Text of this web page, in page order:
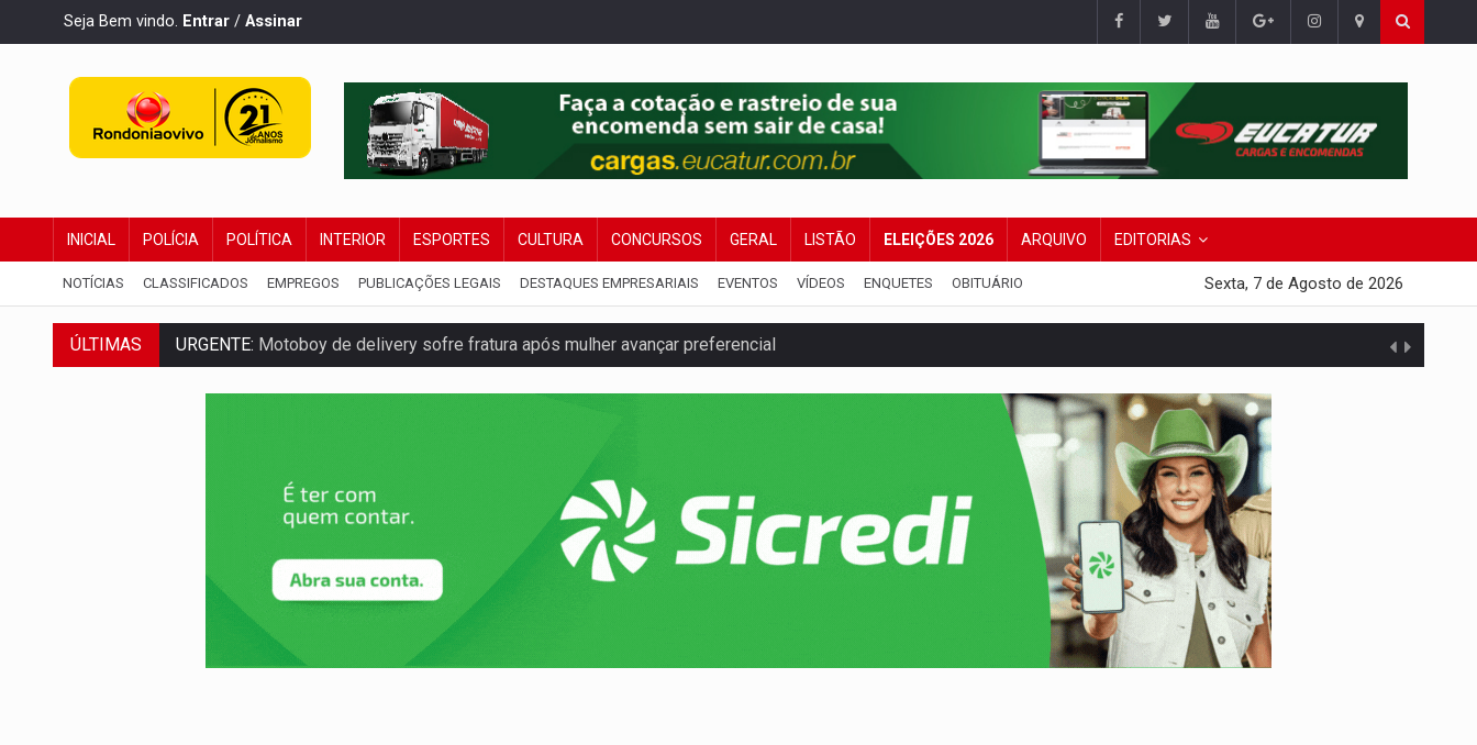
Seja Bem vindo. Entrar / Assinar
INICIAL POLÍCIA POLÍTICA INTERIOR ESPORTES CULTURA CONCURSOS GERAL LISTÃO ELEIÇÕES 2026 ARQUIVO EDITORIAS
NOTÍCIAS CLASSIFICADOS EMPREGOS PUBLICAÇÕES LEGAIS DESTAQUES EMPRESARIAIS EVENTOS VÍDEOS ENQUETES OBITUÁRIO Sexta, 7 de Agosto de 2026
ÚLTIMAS URGENTE: Motoboy de delivery sofre fratura após mulher avançar preferencial
ELEIÇÕES 2026:Ulisses Guimarães e as nuvens no céu de Rondônia – Por Daniel Pereira
CONEXÃO RONDONIAOVIVO: Museólogo Antônio Ocampo lança livro sobre a Madeira-Mamoré
ELEIÇÕES 2026:Patrimônio de candidata a deputada federal do PL salta R$ 1 mil para R$ 155 mil
Quadrilha é flagrada com cerca de 200 porções de drogas
BAIRRO TEIXEIRÃO:MPF cobra regularização fundiária da comunidade Nova Colina
SUCESSO NA ABERTURA: 2ª Feira Rondônia Empreendedora segue no Espaço Alternativo com entrada gratuita